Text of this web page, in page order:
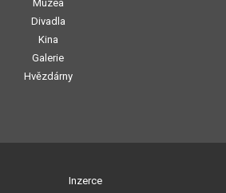
Muzea
Divadla
Kina
Galerie
Hvězdárny
Inzerce